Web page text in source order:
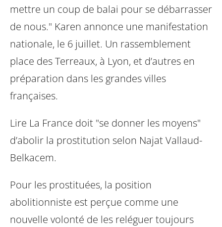
mettre un coup de balai pour se débarrasser
de nous." Karen annonce une manifestation
nationale, le 6 juillet. Un rassemblement
place des Terreaux, à Lyon, et d’autres en
préparation dans les grandes villes
françaises.
Lire La France doit "se donner les moyens"
d’abolir la prostitution selon Najat Vallaud-
Belkacem.
Pour les prostituées, la position
abolitionniste est perçue comme une
nouvelle volonté de les reléguer toujours